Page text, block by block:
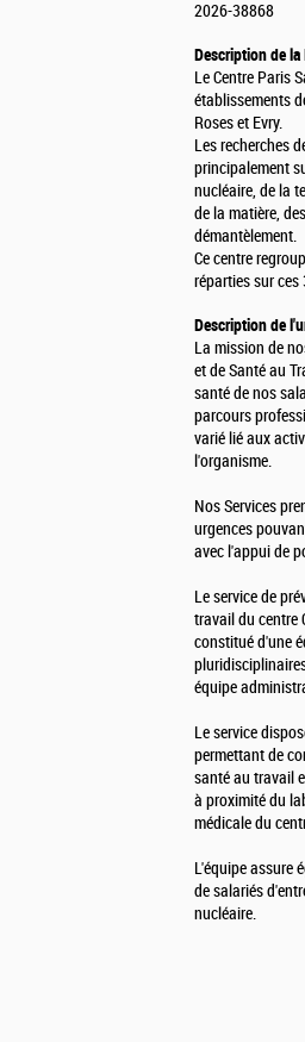
2026-38868
Description de la
Le Centre Paris
établissements
Roses et Evry.
Les recherches
principalement
nucléaire, de la
de la matière,
démantèlement.
Ce centre
réparties sur ces
Description de
La mission de
et de Santé au
santé de nos
parcours
varié lié aux
l'organisme.
Nos Services
urgences
avec l'appui de
Le service de
travail du centre
constitué d'une
équipe
Le service
permettant de
santé au travail
à proximité du
médicale du
L'équipe assure
de salariés
nucléaire.